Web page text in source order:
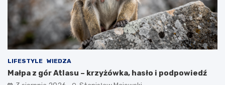
LIFESTYLE WIEDZA
Małpa z gór Atlasu – krzyżówka, hasło i podpowiedź